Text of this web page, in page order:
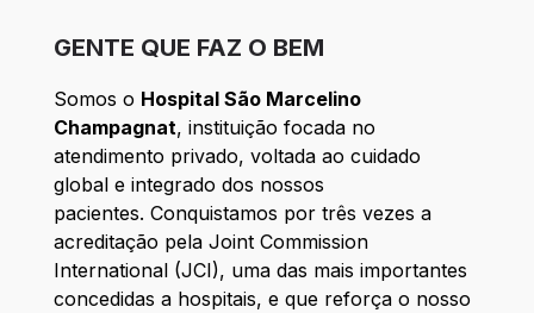
GENTE QUE FAZ O BEM
Somos o Hospital São Marcelino
Champagnat, instituição focada no
atendimento privado, voltada ao cuidado
global e integrado dos nossos
pacientes. Conquistamos por três vezes a
acreditação pela Joint Commission
International (JCI), uma das mais importantes
concedidas a hospitais, e que reforça o nosso